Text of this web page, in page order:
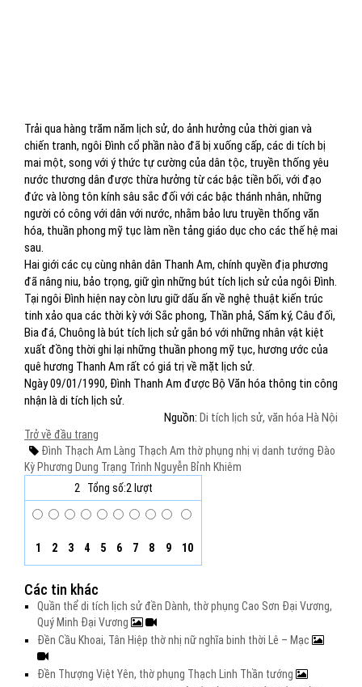
Trải qua hàng trăm năm lịch sử, do ảnh hưởng của thời gian và
chiến tranh, ngôi Đình cổ phần nào đã bị xuống cấp, các di tích bị
mai một, song với ý thức tự cường của dân tộc, truyền thống yêu
nước thương dân được thừa hưởng từ các bậc tiền bối, với đạo
đức và lòng tôn kính sâu sắc đối với các bậc thánh nhân, những
người có công với dân với nước, nhằm bảo lưu truyền thống văn
hóa, thuần phong mỹ tục làm nền tảng giáo dục cho các thế hệ mai
sau.
Hai giới các cụ cùng nhân dân Thanh Am, chính quyền địa phương
đã nâng niu, bảo trọng, giữ gìn những bút tích lịch sử của ngôi Đình.
Tại ngôi Đình hiện nay còn lưu giữ dấu ấn về nghệ thuật kiến trúc
tinh xảo qua các thời kỳ với Sắc phong, Thần phả, Sấm ký, Câu đối,
Bia đá, Chuông là bút tích lịch sử gắn bó với những nhân vật kiệt
xuất đồng thời ghi lại những thuần phong mỹ tục, hương ước của
quê hương Thanh Am rất có giá trị về mặt lịch sử.
Ngày 09/01/1990, Đình Thanh Am được Bộ Văn hóa thông tin công
nhận là di tích lịch sử.
Nguồn: Di tích lịch sử, văn hóa Hà Nội
Trở về đầu trang
Đình Thạch Am Làng Thạch Am thờ phụng nhị vị danh tướng Đào
Kỳ Phương Dung Trạng Trình Nguyễn Bỉnh Khiêm
2
Tổng số:2 lượt
1 2 3 4 5 6 7 8 9 10
Các tin khác
Quần thể di tích lịch sử đền Dành, thờ phụng Cao Sơn Đại Vương,
Quý Minh Đại Vương
Đền Cầu Khoai, Tân Hiệp thờ nhị nữ nghĩa binh thời Lê – Mạc
Đền Thượng Việt Yên, thờ phụng Thạch Linh Thần tướng